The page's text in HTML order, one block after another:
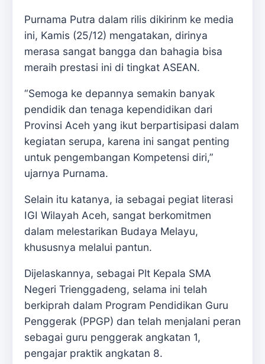
Purnama Putra dalam rilis dikirinm ke media
ini, Kamis (25/12) mengatakan, dirinya
merasa sangat bangga dan bahagia bisa
meraih prestasi ini di tingkat ASEAN.
“Semoga ke depannya semakin banyak
pendidik dan tenaga kependidikan dari
Provinsi Aceh yang ikut berpartisipasi dalam
kegiatan serupa, karena ini sangat penting
untuk pengembangan Kompetensi diri,”
ujarnya Purnama.
Selain itu katanya, ia sebagai pegiat literasi
IGI Wilayah Aceh, sangat berkomitmen
dalam melestarikan Budaya Melayu,
khususnya melalui pantun.
Dijelaskannya, sebagai Plt Kepala SMA
Negeri Trienggadeng, selama ini telah
berkiprah dalam Program Pendidikan Guru
Penggerak (PPGP) dan telah menjalani peran
sebagai guru penggerak angkatan 1,
pengajar praktik angkatan 8.